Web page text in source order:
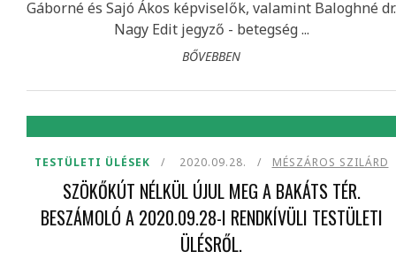
Gáborné és Sajó Ákos képviselők, valamint Baloghné dr.
Nagy Edit jegyző - betegség ...
BŐVEBBEN
TESTÜLETI ÜLÉSEK 2020.09.28. MÉSZÁROS SZILÁRD
SZÖKŐKÚT NÉLKÜL ÚJUL MEG A BAKÁTS TÉR.
BESZÁMOLÓ A 2020.09.28-I RENDKÍVÜLI TESTÜLETI
ÜLÉSRŐL.